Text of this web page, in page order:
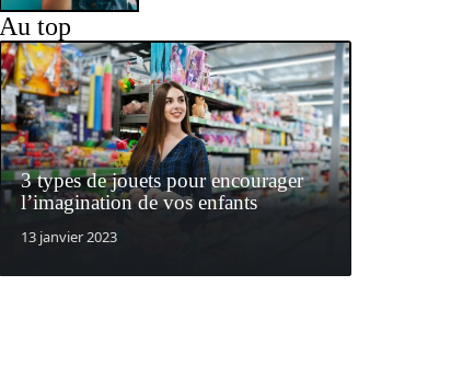
Au top
3 types de jouets pour encourager
l’imagination de vos enfants
13 janvier 2023